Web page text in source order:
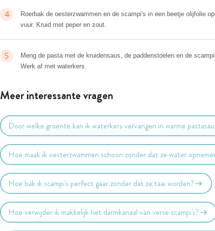
4
Roerbak de oesterzwammen en de scampi's in een beetje olijfolie
vuur. Kruid met peper en zout.
5
Meng de pasta met de kruidensaus, de paddenstoelen en de
Werk af met waterkers.
Meer interessante vragen
Door welke groente kan ik waterkers vervangen in warme
Hoe maak ik oesterzwammen schoon zonder dat ze water
Hoe bak ik scampi's perfect gaar zonder dat ze taai worden?
Hoe verwijder ik makkelijk het darmkanaal van verse scampi's?